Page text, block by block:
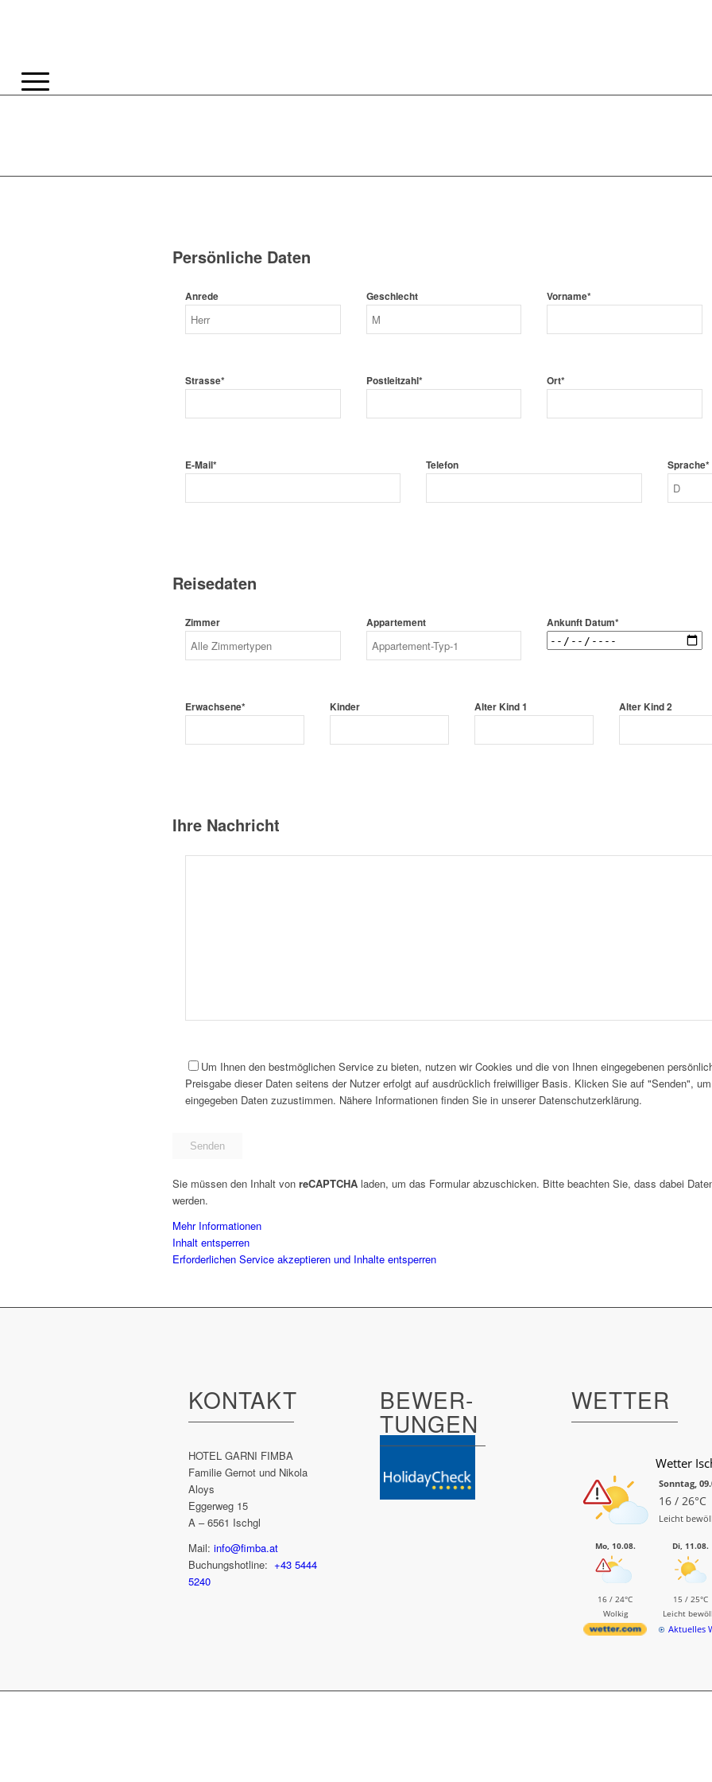
Persönliche Daten
Anrede Geschlecht Vorname*
Strasse* Postleitzahl* Ort*
E-Mail* Telefon Sprache*
Reisedaten
Zimmer Appartement Ankunft Datum*
Erwachsene* Kinder Alter Kind 1 Alter Kind 2
Ihre Nachricht
Um Ihnen den bestmöglichen Service zu bieten, nutzen wir Cookies und die von Ihnen eingegebenen
Preisgabe dieser Daten seitens der Nutzer erfolgt auf ausdrücklich freiwilliger Basis. Klicken Sie auf "Senden",
eingegeben Daten zuzustimmen. Nähere Informationen finden Sie in unserer Datenschutzerklärung.
Sie müssen den Inhalt von reCAPTCHA laden, um das Formular abzuschicken. Bitte beachten Sie, dass dabei
werden.
Mehr Informationen
Inhalt entsperren
Erforderlichen Service akzeptieren und Inhalte entsperren
KONTAKT
HOTEL GARNI FIMBA
Familie Gernot und Nikola
Aloys
Eggerweg 15
A – 6561 Ischgl
Mail: info@fimba.at
Buchungshotline: +43 5444
5240
BEWER­
TUNGEN
WETTER
Wetter
Sonntag,
16 / 26°C
Leicht
Mo, 10.08.
16 / 24°C
Wolkig
Di, 11.08.
15 / 25°C
Leicht
Aktuelles